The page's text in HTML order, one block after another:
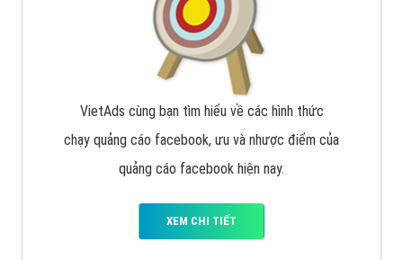
VietAds cùng bạn tìm hiểu về các hình thức
chạy quảng cáo facebook, ưu và nhược điểm của
quảng cáo facebook hiện nay.
XEM CHI TIẾT